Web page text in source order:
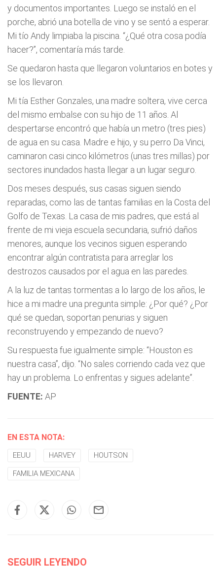
y documentos importantes. Luego se instaló en el
porche, abrió una botella de vino y se sentó a esperar.
Mi tío Andy limpiaba la piscina. “¿Qué otra cosa podía
hacer?”, comentaría más tarde.
Se quedaron hasta que llegaron voluntarios en botes y
se los llevaron.
Mi tía Esther Gonzales, una madre soltera, vive cerca
del mismo embalse con su hijo de 11 años. Al
despertarse encontró que había un metro (tres pies)
de agua en su casa. Madre e hijo, y su perro Da Vinci,
caminaron casi cinco kilómetros (unas tres millas) por
sectores inundados hasta llegar a un lugar seguro.
Dos meses después, sus casas siguen siendo
reparadas, como las de tantas familias en la Costa del
Golfo de Texas. La casa de mis padres, que está al
frente de mi vieja escuela secundaria, sufrió daños
menores, aunque los vecinos siguen esperando
encontrar algún contratista para arreglar los
destrozos causados por el agua en las paredes.
A la luz de tantas tormentas a lo largo de los años, le
hice a mi madre una pregunta simple: ¿Por qué? ¿Por
qué se quedan, soportan penurias y siguen
reconstruyendo y empezando de nuevo?
Su respuesta fue igualmente simple: “Houston es
nuestra casa”, dijo. “No sales corriendo cada vez que
hay un problema. Lo enfrentas y sigues adelante”.
FUENTE: AP
EN ESTA NOTA:
EEUU HARVEY HOUTSON
FAMILIA MEXICANA
SEGUIR LEYENDO